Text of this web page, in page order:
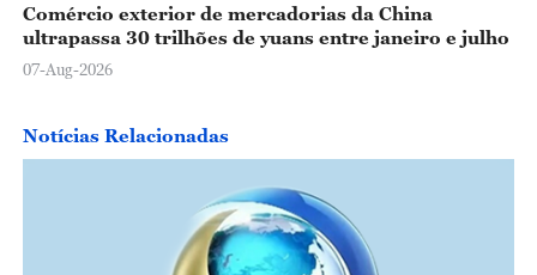
Comércio exterior de mercadorias da China
ultrapassa 30 trilhões de yuans entre janeiro e julho
07-Aug-2026
Notícias Relacionadas